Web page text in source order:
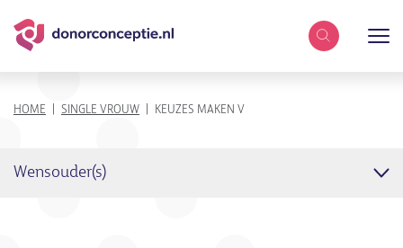
Zoekterm
KRUIMELPAD
HOME SINGLE VROUW KEUZES MAKEN V
Wensouder(s)